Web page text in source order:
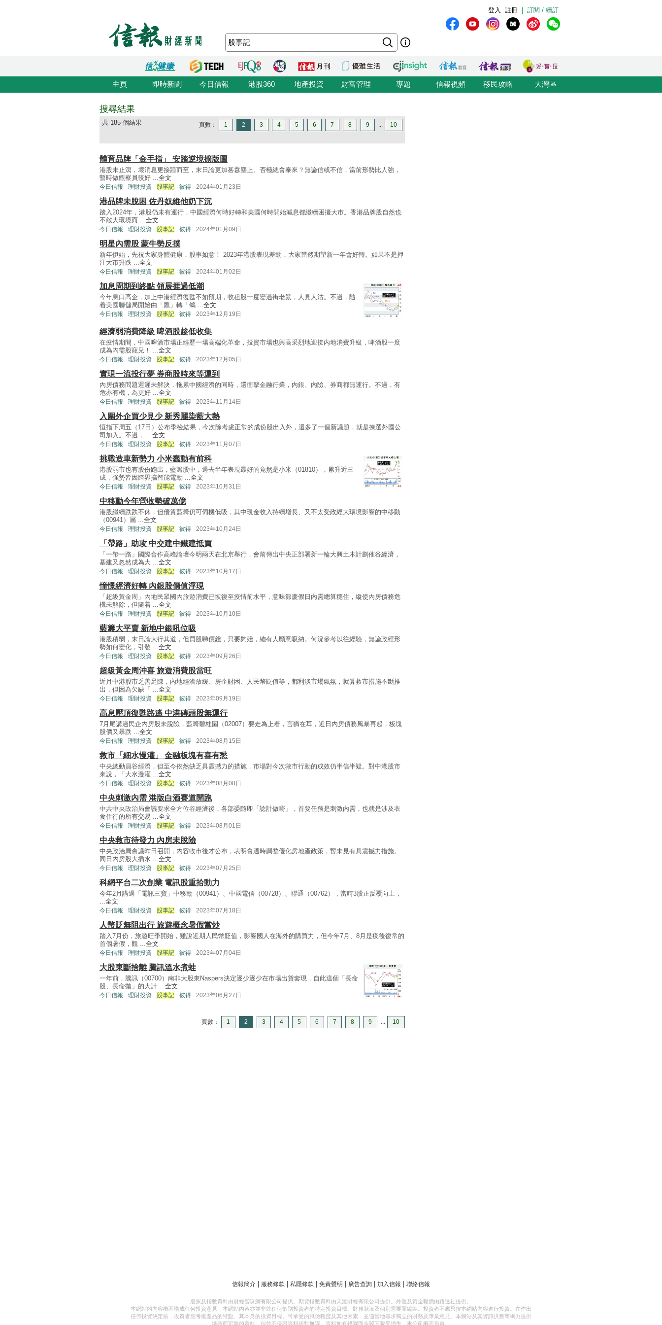
訂閱 / 續訂
註冊
登入
主頁 即時新聞 今日信報 港股360 地產投資 財富管理 專題 信報視頻 移民攻略 大灣區
搜尋結果
共 185 個結果 頁數： 1 2 3 4 5 6 7 8 9 ... 10
體育品牌「金手指」 安踏逆境擴版圖
港股未止瀉，壞消息更接踵而至，末日論更加甚囂塵上。否極總會泰來？無論信或不信，當前形勢比人強，
暫時做觀察員較好 ...全文
今日信報 理財投資 股事記 彼得 2024年01月23日
港品牌未脫困 佐丹奴維他奶下沉
踏入2024年，港股仍未有運行，中國經濟何時好轉和美國何時開始減息都繼續困擾大市。香港品牌股自然也
不敵大環境而 ...全文
今日信報 理財投資 股事記 彼得 2024年01月09日
明星內需股 蒙牛勢反撲
新年伊始，先祝大家身體健康，股事如意！ 2023年港股表現差勁，大家當然期望新一年會好轉。如果不是押
注大市升跌 ...全文
今日信報 理財投資 股事記 彼得 2024年01月02日
加息周期到終點 領展捱過低潮
今年息口高企，加上中港經濟復甦不如預期，收租股一度變過街老鼠，人見人沽。不過，隨
着美國聯儲局開始由「鷹」轉「鴿 ...全文
今日信報 理財投資 股事記 彼得 2023年12月19日
經濟弱消費降級 啤酒股趁低收集
在疫情期間，中國啤酒市場正經歷一場高端化革命，投資市場也興高采烈地迎接內地消費升級，啤酒股一度
成為內需股寵兒！ ... 全文
今日信報 理財投資 股事記 彼得 2023年12月05日
實現一流投行夢 券商股時來等運到
內房債務問題遲遲未解決，拖累中國經濟的同時，還衝擊金融行業，內銀、內險、券商都無運行。不過，有
危亦有機，為更好 ... 全文
今日信報 理財投資 股事記 彼得 2023年11月14日
入圍外企買少見少 新秀麗染藍大熱
恒指下周五（17日）公布季檢結果，今次除考慮正常的成份股出入外，還多了一個新議題，就是揀選外國公
司加入。不過， ... 全文
今日信報 理財投資 股事記 彼得 2023年11月07日
挑戰造車新勢力 小米蠢動有前科
港股弱市也有股份跑出，藍籌股中，過去半年表現最好的竟然是小米（01810），累升近三
成，強勢皆因跨界搞智能電動 ... 全文
今日信報 理財投資 股事記 彼得 2023年10月31日
中移動今年營收勢破萬億
港股繼續跌跌不休，但優質藍籌仍可伺機低吸，其中現金收入持續增長、又不太受政經大環境影響的中移動
（00941）屬 ...全文
今日信報 理財投資 股事記 彼得 2023年10月24日
「帶路」助攻 中交建中鐵建抵買
「一帶一路」國際合作高峰論壇今明兩天在北京舉行，會前傳出中央正部署新一輪大興土木計劃催谷經濟，
基建又忽然成為大 ...全文
今日信報 理財投資 股事記 彼得 2023年10月17日
憧憬經濟好轉 內銀股價值浮現
「超級黃金周」內地民眾國內旅遊消費已恢復至疫情前水平，意味節慶假日內需總算穩住，縱使內房債務危
機未解除，但隨着 ...全文
今日信報 理財投資 股事記 彼得 2023年10月10日
藍籌大平賣 新地中銀吼位吸
港股積弱，末日論大行其道，但買股睇價錢，只要夠殘，總有人願意吸納。何況參考以往經驗，無論政經形
勢如何變化，引發 ...全文
今日信報 理財投資 股事記 彼得 2023年09月26日
超級黃金周沖喜 旅遊消費股當旺
近月中港股市乏善足陳，內地經濟放緩、房企財困、人民幣貶值等，都利淡市場氣氛，就算救市措施不斷推
出，但因為欠缺「 ...全文
今日信報 理財投資 股事記 彼得 2023年09月19日
高息壓頂復甦路遙 中港磚頭股無運行
7月尾講過民企內房股未脫險，藍籌碧桂園（02007）要走為上着，言猶在耳，近日內房債務風暴再起，板塊
股價又暴跌 ...全文
今日信報 理財投資 股事記 彼得 2023年08月15日
救市「細水慢灌」 金融板塊有喜有愁
中央總動員谷經濟，但至今依然缺乏具震撼力的措施，市場對今次救市行動的成效仍半信半疑。對中港股市
來說，「大水漫灌 ...全文
今日信報 理財投資 股事記 彼得 2023年08月08日
中央刺激內需 港版白酒賽道開跑
中共中央政治局會議要求全方位谷經濟後，各部委隨即「諗計做嘢」，首要任務是刺激內需，也就是涉及衣
食住行的所有交易 ...全文
今日信報 理財投資 股事記 彼得 2023年08月01日
中央救市待發力 內房未脫險
中央政治局會議昨日召開，內容收市後才公布，表明會適時調整優化房地產政策，暫未見有具震撼力措施。
同日內房股大插水 ...全文
今日信報 理財投資 股事記 彼得 2023年07月25日
科網平台二次創業 電訊股重拾動力
今年2月講過「電訊三寶」中移動（00941）、中國電信（00728）、聯通（00762），當時3股正反覆向上，
...全文
今日信報 理財投資 股事記 彼得 2023年07月18日
人幣貶無阻出行 旅遊概念暑假當炒
踏入7月份，旅遊旺季開始，雖說近期人民幣貶值，影響國人在海外的購買力，但今年7月、8月是疫後復常的
首個暑假，觀 ...全文
今日信報 理財投資 股事記 彼得 2023年07月04日
大股東斷捨離 騰訊溫水煮蛙
一年前，騰訊（00700）南非大股東Naspers決定逐少逐少在市場出貨套現，自此這個「長命
股、長命拋」的大計 ...全文
今日信報 理財投資 股事記 彼得 2023年06月27日
頁數： 1 2 3 4 5 6 7 8 9 10
信報簡介 服務條款 私隱條款 免責聲明 廣告查詢 加入信報 聯絡信報
股票及指數資料由財經智珠網有限公司提供。期貨指數資料由天滙財經有限公司提供。外滙及黃金報價由路透社提供。
本網站的內容概不構成任何投資意見，本網站內容亦並非就任何個別投資者的特定投資目標、財務狀況及個別需要而編製。投資者不應只按本網站內容進行投資。在作出
任何投資決定前，投資者應考慮產品的特點、其本身的投資目標、可承受的風險程度及其他因素，並適當地尋求獨立的財務及專業意見。本網站及其資訊供應商竭力提供
準確而可靠的資料，但並不保證資料絕對無誤，資料如有錯漏而令閣下蒙受損失，本公司概不負責。